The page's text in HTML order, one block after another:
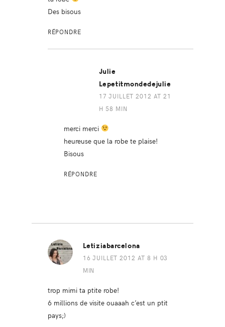
Des bisous
RÉPONDRE
Julie
Lepetitmondedejulie
17 JUILLET 2012 AT 21
H 58 MIN
merci merci
heureuse que la robe te plaise!
Bisous
RÉPONDRE
Letiziabarcelona
16 JUILLET 2012 AT 8 H 03
MIN
trop mimi ta ptite robe!
6 millions de visite ouaaah c’est un ptit
pays;)